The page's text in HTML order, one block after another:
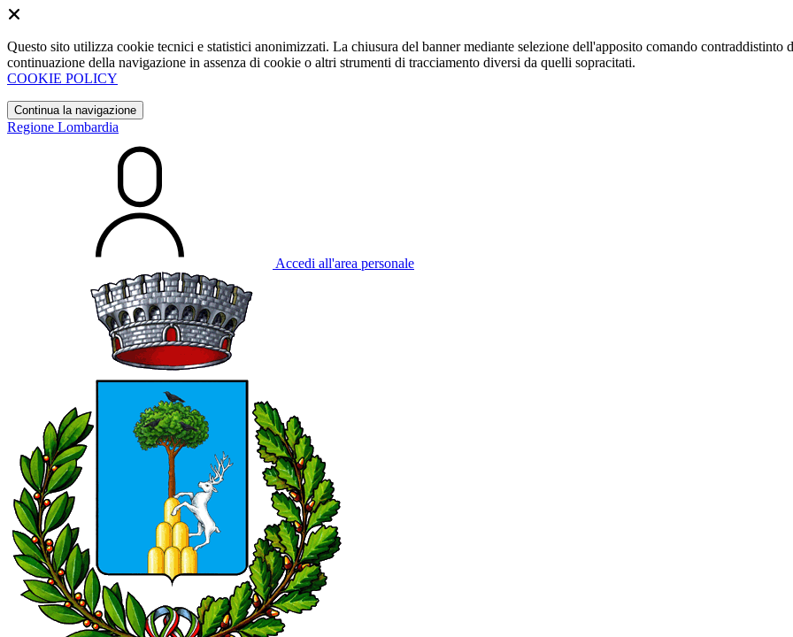
Questo sito utilizza cookie tecnici e statistici anonimizzati. La chiusura del banner mediante selezione dell'apposito comando
continuazione della navigazione in assenza di cookie o altri strumenti di tracciamento diversi da quelli sopracitati.
COOKIE POLICY
Continua la navigazione
Regione Lombardia
Accedi all'area personale